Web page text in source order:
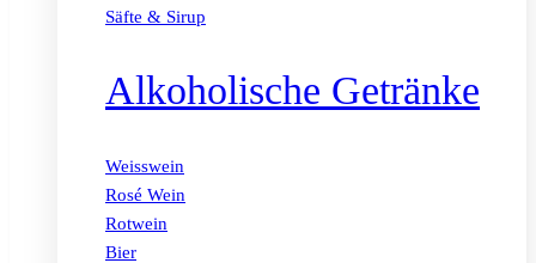
Säfte & Sirup
Alkoholische Getränke
Weisswein
Rosé Wein
Rotwein
Bier